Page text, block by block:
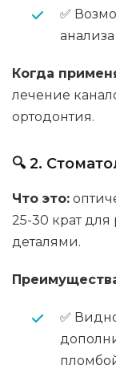
✅
Когда
лечение
ортодонтия.
🔍 2.
Что это:
25-30 крат
деталями.
✅